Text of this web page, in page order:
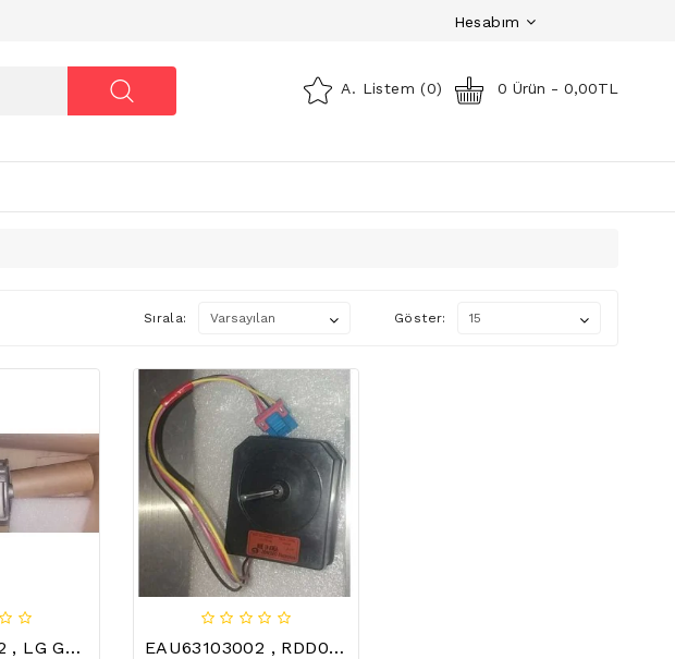
Hesabım
A. Listem (0) 0 Ürün - 0,00TL
Sırala: Göster:
EAU54170602 , LG GENUINE , LG DRYER AC MOTOR 1.5A 190W 50HZ EAU63103002 , RDD056X22 , LG BUZDOLABI KATLANIR KAPI DONDURUCU DC FAN MOTORU , LG REFRIGERATOR DC FAN MOTOR